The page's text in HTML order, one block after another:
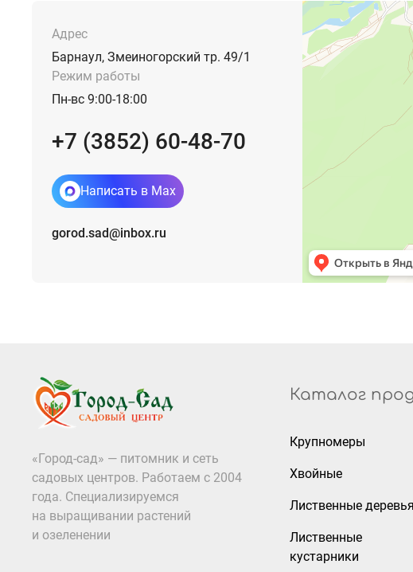
Адрес
Барнаул, Змеиногорский тр. 49/1
Режим работы
Пн-вс 9:00-18:00
+7 (3852) 60-48-70
Написать в Max
gorod.sad@inbox.ru
«Город-сад» — питомник и сеть
садовых центров. Работаем с 2004
года. Специализируемся
на выращивании растений
и озеленении
Каталог
Крупномеры
Хвойные
Лиственные деревья
Лиственные
кустарники